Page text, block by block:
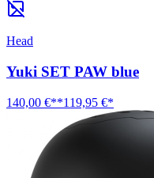
Head
Yuki SET PAW blue
140,00 €**119,95 €*